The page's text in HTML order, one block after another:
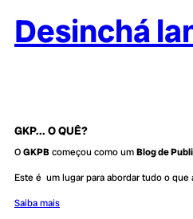
Desinchá
GKP... O QUÊ?
OGKPBcomeçou como umBlog de
Este é um lugar para abordar tudo o
Saiba mais